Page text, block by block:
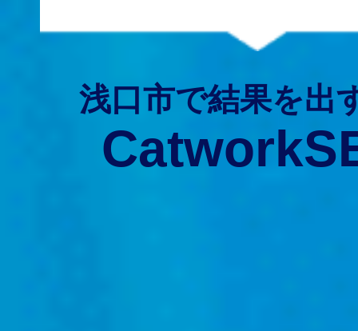
浅口市で結果を出